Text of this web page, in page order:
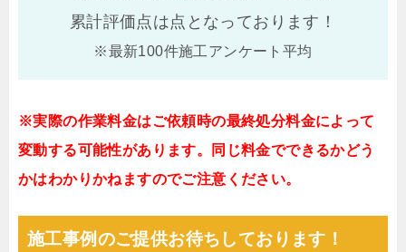
累計評価点は点となっております！
※最新100件施工アンケート平均
※実際の作業料金はご依頼時の最終処分料金によって
変動する可能性があります。同じ料金でできるかどう
かはわかりかねますのでご注意ください。
施工事例のご提供お待ちしております！